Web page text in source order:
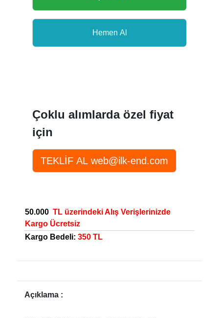
Çoklu alımlarda özel fiyat
için
50.000 TL üzerindeki Alış Verişlerinizde
Kargo Ücretsiz
Kargo Bedeli: 350 TL
Açıklama :